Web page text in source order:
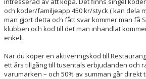
och koder/familjeapp 450 kr/styck ( kan dela
man gjort detta och fått svar kommer man få
klubben och kod till det man inhandlat
enkelt.
När du köper en aktiveringskod till
ett års tillgång till tusentals erbjudanden och
varumärken – och 50% av summan går direkt